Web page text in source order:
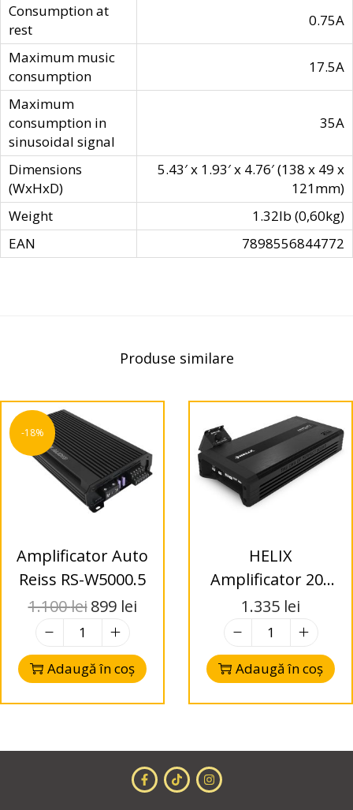
Consumption at
rest
0.75A
Maximum music
consumption
17.5A
Maximum
consumption in
sinusoidal signal
35A
Dimensions
(WxHxD)
5.43′ x 1.93′ x 4.76′ (138 x 49 x
121mm)
Weight
1.32lb (0,60kg)
EAN
7898556844772
Produse similare
-18%
Amplificator Auto
Reiss RS-W5000.5
1.100lei 899 lei
Adaugă în coș
HELIX
Amplificator 201
X-OVER
1.335 lei
Adaugă în coș